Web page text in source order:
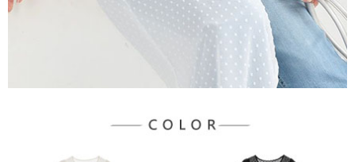
４．使用「AFTEE先享後付」時，將依據個別帳號之用戶狀況，依本公司即
時審查核予不同之上限額度；若仍有額度不足之情形，本公司將視審查結果
５．嚴禁一人註冊多個帳號或使用他人資訊註冊。若發現惡意使用之情形，
恩沛科技股份有限公司將有權停止該用戶之使用額度並採取法律行動。